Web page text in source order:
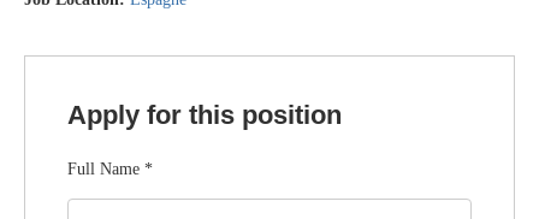
Apply for this position
Full Name *